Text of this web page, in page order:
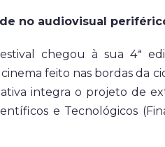
no audiovisual
chegou à sua 4ª
feito nas bordas da
integra o projeto de
e Tecnológicos